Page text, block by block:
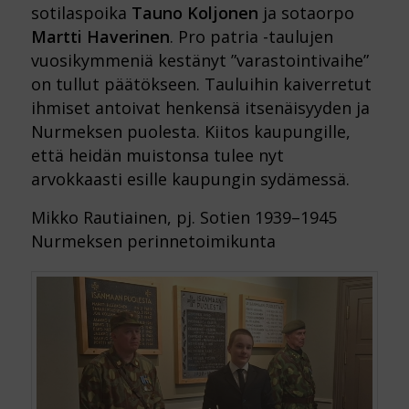
sotilaspoika Tauno Koljonen ja sotaorpo
Martti Haverinen. Pro patria -taulujen
vuosikymmeniä kestänyt ”varastointivaihe”
on tullut päätökseen. Tauluihin kaiverretut
ihmiset antoivat henkensä itsenäisyyden ja
Nurmeksen puolesta. Kiitos kaupungille,
että heidän muistonsa tulee nyt
arvokkaasti esille kaupungin sydämessä.
Mikko Rautiainen, pj. Sotien 1939–1945
Nurmeksen perinnetoimikunta